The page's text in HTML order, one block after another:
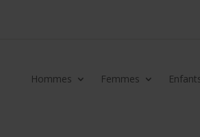
Hommes Femmes